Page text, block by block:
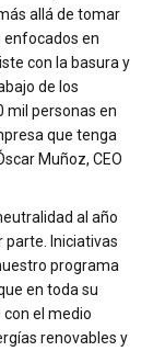
allá de tomar
enfocados en
con la basura y
de los
mil personas en
que tenga
Muñoz, CEO
al año
parte. Iniciativas
programa
en toda su
el medio
renovables y